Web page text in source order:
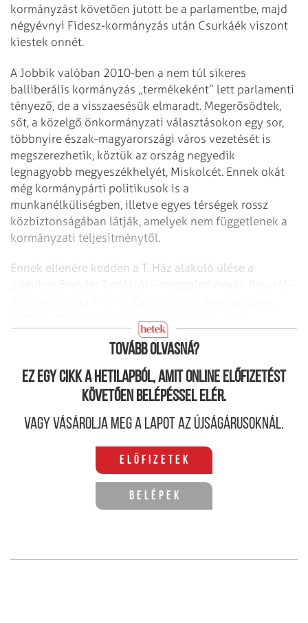
kormányzást követően jutott be a parlamentbe, majd
négyévnyi Fidesz-kormányzás után Csurkáék viszont
kiestek onnét.
A Jobbik valóban 2010-ben a nem túl sikeres
balliberális kormányzás „termékeként” lett parlamenti
tényező, de a visszaesésük elmaradt. Megerősödtek,
sőt, a közelgő önkormányzati választásokon egy sor,
többnyire észak-magyarországi város vezetését is
megszerezhetik, köztük az ország negyedik
legnagyobb megyeszékhelyét, Miskolcét. Ennek okát
még kormánypárti politikusok is a
munkanélküliségben, illetve egyes térségek rossz
közbiztonságában látják, amelyek nem függetlenek a
kormányzati teljesítménytől.
Ennek ellenére kedden a T. Ház alakuló ülése a
Tovább olvasná?
Ez egy cikk a hetilapból, amit online előfizetést
követően belépéssel elér.
Vagy vásárolja meg a lapot az újságárusoknál.
Előfizetek
Belépek